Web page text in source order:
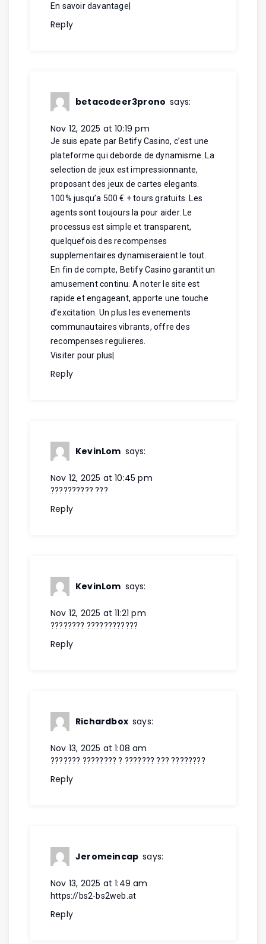
En savoir davantage
Reply
betacodeer3prono says:
Nov 12, 2025 at 10:19 pm
Je suis epate par Betify Casino, c’est une
plateforme qui deborde de dynamisme. La
selection de jeux est impressionnante,
proposant des jeux de cartes elegants.
100% jusqu’a 500 € + tours gratuits. Les
agents sont toujours la pour aider. Le
processus est simple et transparent,
quelquefois des recompenses
supplementaires dynamiseraient le tout.
En fin de compte, Betify Casino garantit un
amusement continu. A noter le site est
rapide et engageant, apporte une touche
d’excitation. Un plus les evenements
communautaires vibrants, offre des
recompenses regulieres.
Visiter pour plus
Reply
KevinLom says:
Nov 12, 2025 at 10:45 pm
?????????? ???
Reply
KevinLom says:
Nov 12, 2025 at 11:21 pm
???????? ????????????
Reply
Richardbox says:
Nov 13, 2025 at 1:08 am
??????? ???????? ? ??????? ??? ????????
Reply
Jeromeincap says:
Nov 13, 2025 at 1:49 am
https://bs2-bs2web.at
Reply